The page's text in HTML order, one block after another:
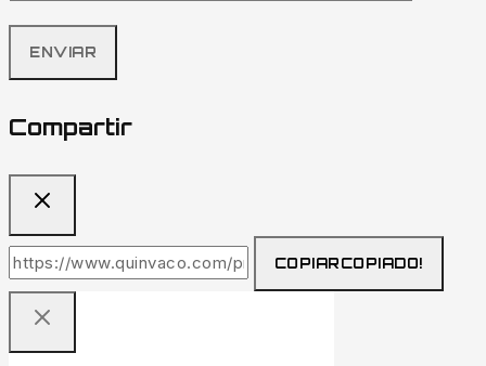
Compartir
COPIARCOPIADO!